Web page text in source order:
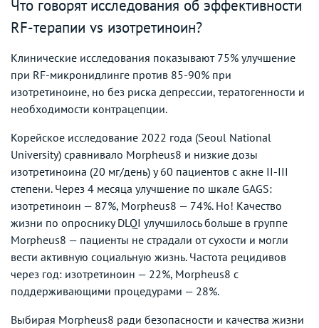
Что говорят исследования об эффективности
RF-терапии vs изотретиноин?
Клинические исследования показывают 75% улучшение
при RF-микронидлинге против 85-90% при
изотретиноине, но без риска депрессии, тератогенности и
необходимости контрацепции.
Корейское исследование 2022 года (Seoul National
University) сравнивало Morpheus8 и низкие дозы
изотретиноина (20 мг/день) у 60 пациентов с акне II-III
степени. Через 4 месяца улучшение по шкале GAGS:
изотретиноин — 87%, Morpheus8 — 74%. Но! Качество
жизни по опроснику DLQI улучшилось больше в группе
Morpheus8 — пациенты не страдали от сухости и могли
вести активную социальную жизнь. Частота рецидивов
через год: изотретиноин — 22%, Morpheus8 с
поддерживающими процедурами — 28%.
Выбирая Morpheus8 ради безопасности и качества жизни